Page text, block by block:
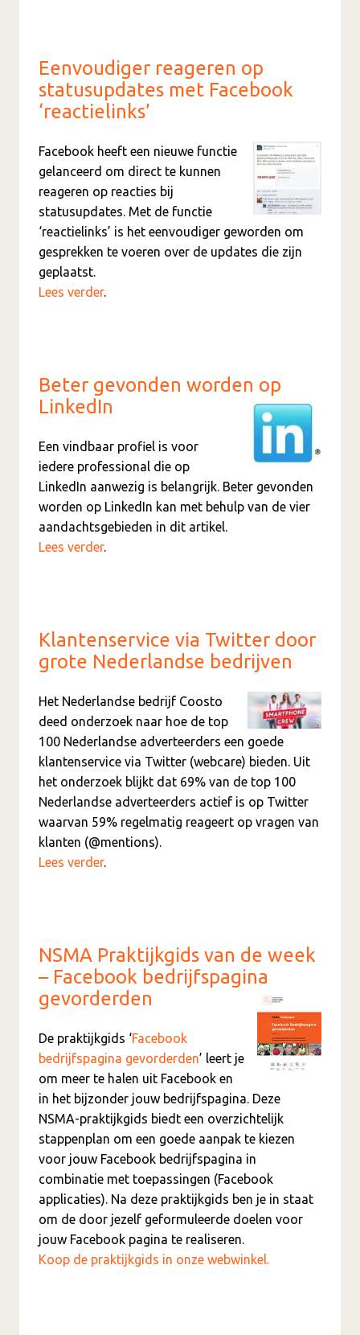
Eenvoudiger reageren op
statusupdates met Facebook
‘reactielinks’
Facebook heeft een nieuwe functie
gelanceerd om direct te kunnen
reageren op reacties bij
statusupdates. Met de functie
‘reactielinks’ is het eenvoudiger geworden om
gesprekken te voeren over de updates die zijn
geplaatst.
Lees verder.
Beter gevonden worden op
LinkedIn
Een vindbaar profiel is voor
iedere professional die op
LinkedIn aanwezig is belangrijk. Beter gevonden
worden op LinkedIn kan met behulp van de vier
aandachtsgebieden in dit artikel.
Lees verder.
Klantenservice via Twitter door
grote Nederlandse bedrijven
Het Nederlandse bedrijf Coosto
deed onderzoek naar hoe de top
100 Nederlandse adverteerders een goede
klantenservice via Twitter (webcare) bieden. Uit
het onderzoek blijkt dat 69% van de top 100
Nederlandse adverteerders actief is op Twitter
waarvan 59% regelmatig reageert op vragen van
klanten (@mentions).
Lees verder.
NSMA Praktijkgids van de week
– Facebook bedrijfspagina
gevorderden
De praktijkgids ‘Facebook
bedrijfspagina gevorderden’ leert je
om meer te halen uit Facebook en
in het bijzonder jouw bedrijfspagina. Deze
NSMA-praktijkgids biedt een overzichtelijk
stappenplan om een goede aanpak te kiezen
voor jouw Facebook bedrijfspagina in
combinatie met toepassingen (Facebook
applicaties). Na deze praktijkgids ben je in staat
om de door jezelf geformuleerde doelen voor
jouw Facebook pagina te realiseren.
Koop de praktijkgids in onze webwinkel.